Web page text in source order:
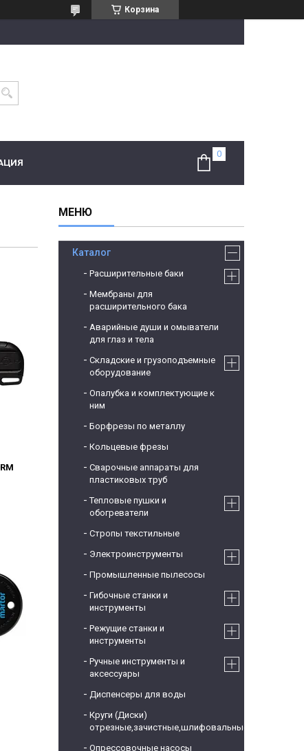
Корзина
Каталог
Расширительные баки
Мембраны для
расширительного бака
Аварийные души и омыватели
для глаз и тела
Складские и грузоподъемные
оборудование
Опалубка и комплектующие к
ним
Борфрезы по металлу
Кольцевые фрезы
Сварочные аппараты для
пластиковых труб
Тепловые пушки и
обогреватели
Стропы текстильные
Электроинструменты
Промышленные пылесосы
Гибочные станки и
инструменты
Режущие станки и
инструменты
Ручные инструменты и
аксессуары
Диспенсеры для воды
Круги (Диски)
отрезные,зачистные,шлифовальные
Опрессовочные насосы